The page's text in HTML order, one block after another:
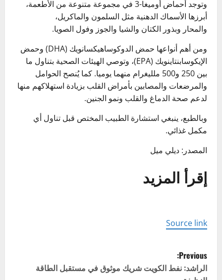
وتوجد أحماض أوميغا-3 في مجموعة متنوعة من الأطعمة،
أبرزها الأسماك الدهنية مثل السلمون والماكريل،
والمحار وبذور الكتان والشيا والجوز وفول الصويا.
ومن أهم أنواعها حمض الدوكوساهيكسانويك (DHA) وحمض
الإيكوسابنتاينويك (EPA)، وتوصي الهيئات الصحية بتناول ما
بين 250 و500 ملليغرام منهما يوميا. كما يُنصح الحوامل
والمرضعات والمصابين بأمراض القلب بزيادة استهلاكهم منها
لدعم صحة الدماغ والقلب ونمو الجنين.
وبالطبع، ينبغي استشارة الطبيب المختص قبل تناول أي
مكمل غذائي.
المصدر: ديلي ميل
إقرأ المزيد
Source link
P
o
Previous:
الراشد: نفط الكويت شريك موثوق في مستقبل الطاقة